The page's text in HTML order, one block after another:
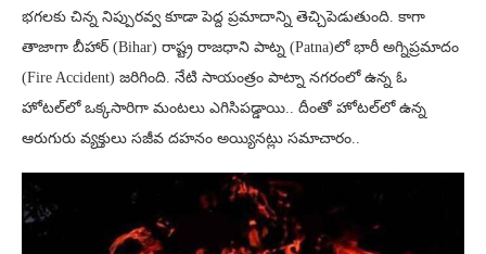
భగలకు చిన్న నిప్పురవ్వ కూడా పెద్ద ప్రమాదాన్ని తెచ్చిపెడుతుంది. కాగా
తాజాగా బీహార్‌ (Bihar) రాష్ట్ర రాజధాని పాట్న (Patna)లో భారీ అగ్నిప్రమాదం
(Fire Accident) జరిగింది. నేటి సాయంత్రం పాట్నా నగరంలో ఉన్న ఓ
హోటల్‌లో ఒక్కసారిగా మంటలు ఎగిసిపడ్డాయి.. దీంతో హోటల్‌లో ఉన్న
ఆరుగురు వ్యక్తులు సజీవ దహనం అయ్యినట్లు సమాచారం..